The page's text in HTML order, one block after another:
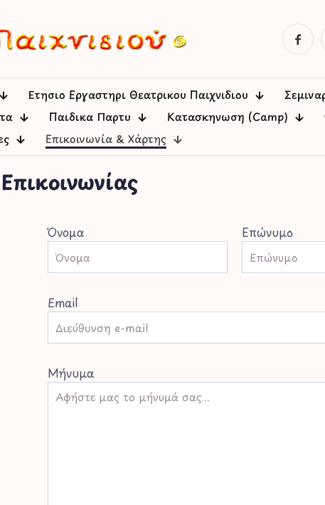
Ετήσιο Εργαστήρι Θεατρικού Παιχνιδιού
Παιδικά Πάρτυ Κατασκήνωση (Camp)
Επικοινωνία & Χάρτης
Όνομα Επώνυμο
Email
Μήνυμα